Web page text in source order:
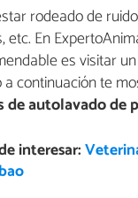
rodeado de
etc. En
es visitar
continuación te
autolavado de
interesar: